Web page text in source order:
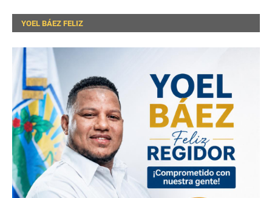
YOEL BÁEZ FELIZ